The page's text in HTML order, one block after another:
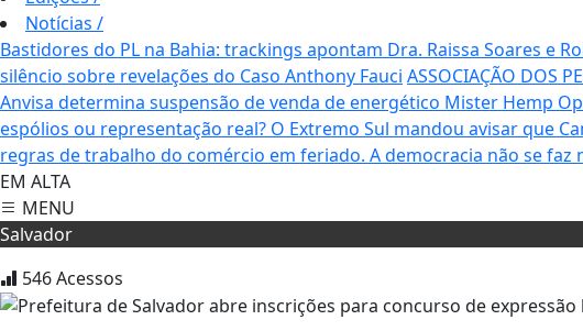
Notícias /
Bastidores do PL na Bahia: trackings apontam Dra. Raissa Soares e
silêncio sobre revelações do Caso Anthony Fauci ASSOCIAÇÃO DOS
Anvisa determina suspensão de venda de energético Mister Hemp
espólios ou representação real? O Extremo Sul mandou avisar que
regras de trabalho do comércio em feriado. A democracia não se
EM ALTA
MENU
Salvador
546Acessos